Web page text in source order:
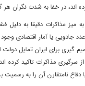
اند، در خفا به شدت نگران
میز مذاکرات دقیقا به
گیری برای ایران تمایل
سرگیری مذاکرات تاکید کرده
دفاع نامتقارن آن را به رسمیت